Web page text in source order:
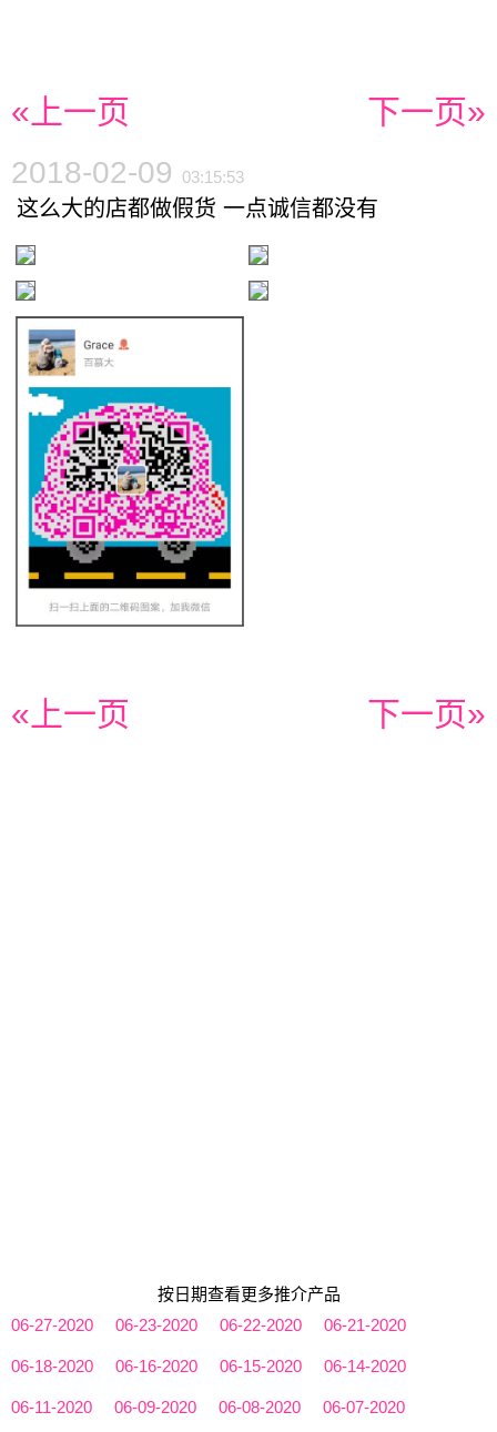
«上一页 下一页»
2018-02-09 03:15:53
这么大的店都做假货 一点诚信都没有
«上一页 下一页»
按日期查看更多推介产品
06-27-2020
06-23-2020 06-22-2020 06-21-2020
06-18-2020 06-16-2020 06-15-2020 06-14-2020
06-11-2020 06-09-2020 06-08-2020 06-07-2020